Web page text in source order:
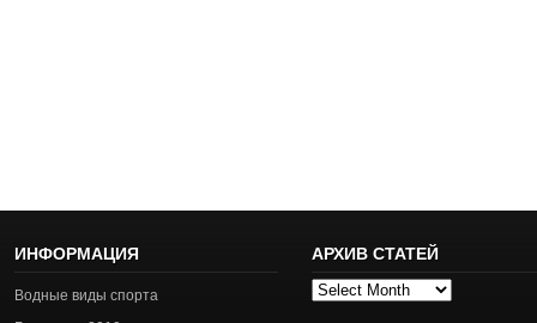
ИНФОРМАЦИЯ
Водные виды спорта
АРХИВ СТАТЕЙ
Архив